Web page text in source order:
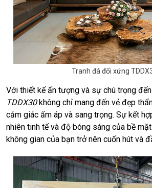
Tranh đá đối xứng
Với thiết kế ấn tượng và sự chú trọng
TDDX30không chỉ mang đến vẻ đẹp
cảm giác ấm áp và sang trọng. Sự kết
nhiên tinh tế và độ bóng sáng của bề
không gian của bạn trở nên cuốn hút và